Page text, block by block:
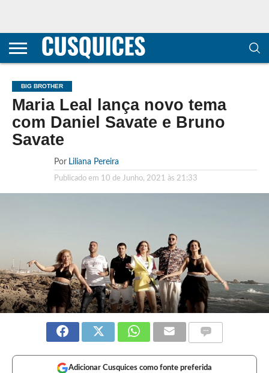
CONTACTOS
HOME
POLÍTICA DE
E COOKIES
SOBRE
TERMOS E
TRANSPARÊNCIA
METODOLOGIA
BIG BROTHER
Maria Leal lança novo tema
com Daniel Savate e Bruno
Savate
Por Liliana Pereira
Publicado em 10 de Junho, 2021 às 21:33
Adicionar Cusquices como fonte preferida